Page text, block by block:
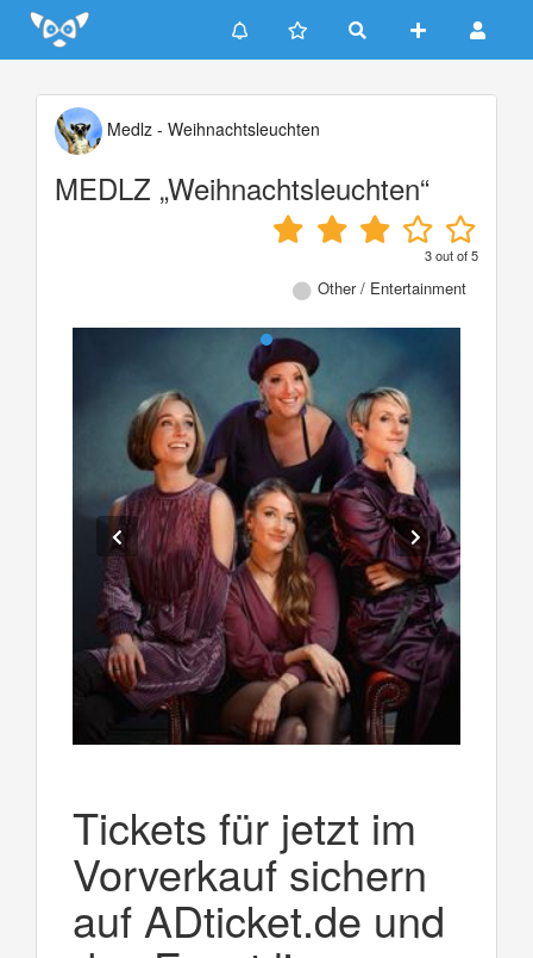
Update cookies preferences
Medlz - Weihnachtsleuchten
MEDLZ „Weihnachtsleuchten“
3out of5
Other / Entertainment
Tickets für jetzt im
Vorverkauf sichern
auf ADticket.de und